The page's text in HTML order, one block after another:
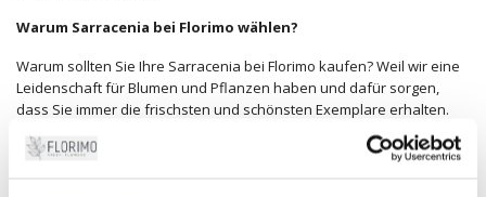
Warum Sarracenia bei Florimo wählen?
Warum sollten Sie Ihre Sarracenia bei Florimo kaufen? Weil wir eine
Leidenschaft für Blumen und Pflanzen haben und dafür sorgen,
dass Sie immer die frischsten und schönsten Exemplare erhalten.
Wir wählen unsere Pflanzen mit größter Sorgfalt und Expertise aus,
damit Sie die beste Qualität genießen können. Bei Florimo sind wir